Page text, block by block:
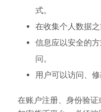
式。
在收集个人数据之
信息应以安全的
问。
用户可以访问、
在账户注册、身份验